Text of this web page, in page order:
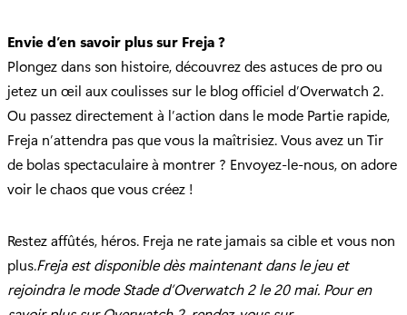
Envie d’en savoir plus sur Freja ?
Plongez dans son histoire, découvrez des astuces de pro ou
jetez un œil aux coulisses sur le blog officiel d’Overwatch 2.
Ou passez directement à l’action dans le mode Partie rapide,
Freja n’attendra pas que vous la maîtrisiez. Vous avez un Tir
de bolas spectaculaire à montrer ? Envoyez-le-nous, on adore
voir le chaos que vous créez !
Restez affûtés, héros. Freja ne rate jamais sa cible et vous non
plus.Freja est disponible dès maintenant dans le jeu et
rejoindra le mode Stade d’Overwatch 2 le 20 mai. Pour en